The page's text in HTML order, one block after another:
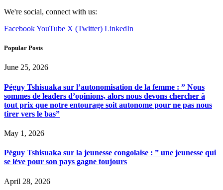
We're social, connect with us:
FacebookYouTube X (Twitter) LinkedIn
Popular Posts
June 25, 2026
Péguy Tshisuaka sur l’autonomisation de la femme : ” Nous
sommes de leaders d’opinions, alors nous devons chercher à
tout prix que notre entourage soit autonome pour ne pas nous
tirer vers le bas”
May 1, 2026
Péguy Tshisuaka sur la jeunesse congolaise : ” une jeunesse qui
se lève pour son pays gagne toujours
April 28, 2026